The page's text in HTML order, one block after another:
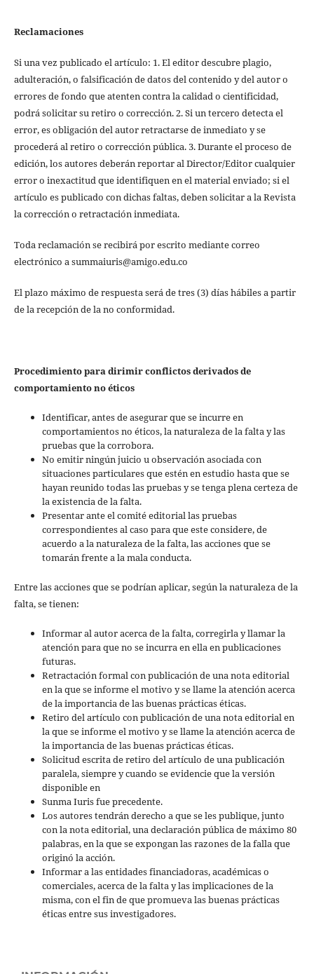
Reclamaciones
Si una vez publicado el artículo: 1. El editor descubre plagio,
adulteración, o falsificación de datos del contenido y del autor o
errores de fondo que atenten contra la calidad o cientificidad,
podrá solicitar su retiro o corrección. 2. Si un tercero detecta el
error, es obligación del autor retractarse de inmediato y se
procederá al retiro o corrección pública. 3. Durante el proceso de
edición, los autores deberán reportar al Director/Editor cualquier
error o inexactitud que identifiquen en el material enviado; si el
artículo es publicado con dichas faltas, deben solicitar a la Revista
la corrección o retractación inmediata.
Toda reclamación se recibirá por escrito mediante correo
electrónico a summaiuris@amigo.edu.co
El plazo máximo de respuesta será de tres (3) días hábiles a partir
de la recepción de la no conformidad.
Procedimiento para dirimir conflictos derivados de
comportamiento no éticos
Identificar, antes de asegurar que se incurre en
comportamientos no éticos, la naturaleza de la falta y las
pruebas que la corrobora.
No emitir ningún juicio u observación asociada con
situaciones particulares que estén en estudio hasta que se
hayan reunido todas las pruebas y se tenga plena certeza de
la existencia de la falta.
Presentar ante el comité editorial las pruebas
correspondientes al caso para que este considere, de
acuerdo a la naturaleza de la falta, las acciones que se
tomarán frente a la mala conducta.
Entre las acciones que se podrían aplicar, según la naturaleza de la
falta, se tienen:
Informar al autor acerca de la falta, corregirla y llamar la
atención para que no se incurra en ella en publicaciones
futuras.
Retractación formal con publicación de una nota editorial
en la que se informe el motivo y se llame la atención acerca
de la importancia de las buenas prácticas éticas.
Retiro del artículo con publicación de una nota editorial en
la que se informe el motivo y se llame la atención acerca de
la importancia de las buenas prácticas éticas.
Solicitud escrita de retiro del artículo de una publicación
paralela, siempre y cuando se evidencie que la versión
disponible en
Sunma Iuris fue precedente.
Los autores tendrán derecho a que se les publique, junto
con la nota editorial, una declaración pública de máximo 80
palabras, en la que se expongan las razones de la falla que
originó la acción.
Informar a las entidades financiadoras, académicas o
comerciales, acerca de la falta y las implicaciones de la
misma, con el fin de que promueva las buenas prácticas
éticas entre sus investigadores.